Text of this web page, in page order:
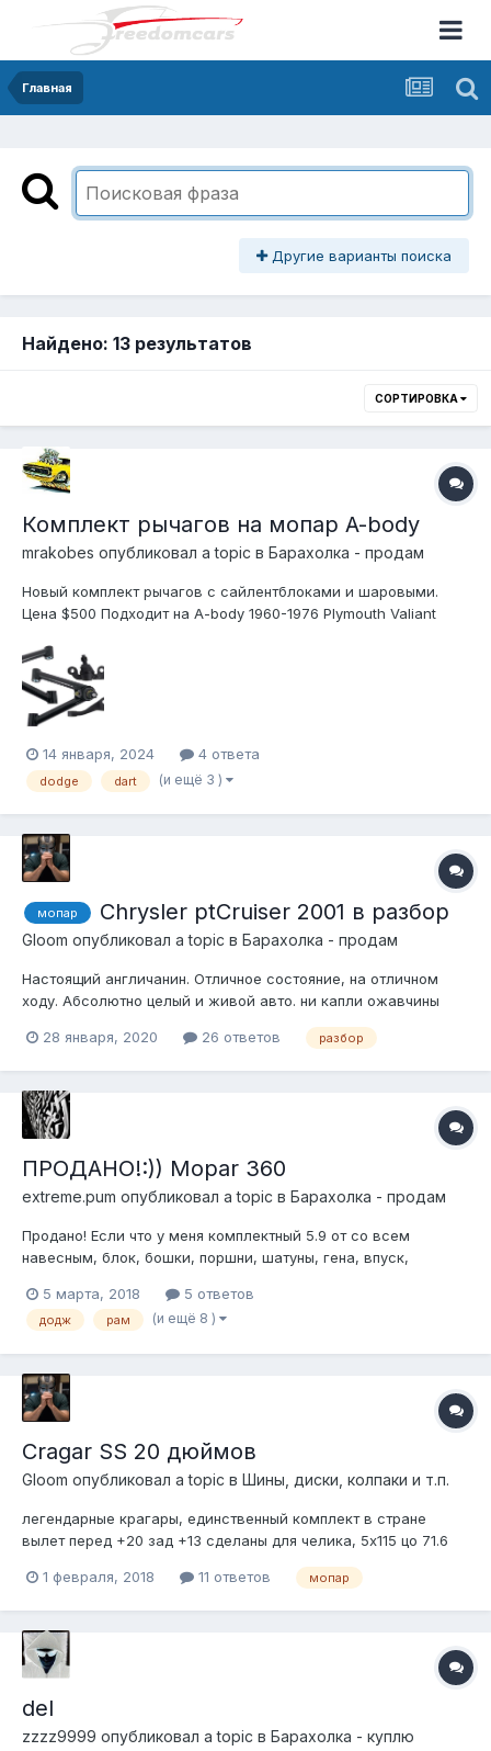
Главная
Другие варианты поиска
Найдено: 13 результатов
СОРТИРОВКА
Комплект рычагов на мопар A-body
mrakobes опубликовал a topic в Барахолка - продам
Новый комплект рычагов с сайлентблоками и шаровыми.
Цена $500 Подходит на A-body 1960-1976 Plymouth Valiant
DeSoto Rebel 1963-1976 Dodge Dart 1964-1969 Plymount
Barracuda 1971-1976 Plymouth Scamp 1970-1976 Plymouth
Duster...
14 января, 2024 4 ответа
dodge dart (и ещё 3 )
мопар Chrysler ptCruiser 2001 в разбор
Gloom опубликовал a topic в Барахолка - продам
Настоящий англичанин. Отличное состояние, на отличном
ходу. Абсолютно целый и живой авто. ни капли ожавчины
резина на 17-х дисках ГРМ и помпа заменены 898522ЗЗЗ7О
28 января, 2020 26 ответов разбор
ПРОДАНО!:)) Mopar 360
extreme.pum опубликовал a topic в Барахолка - продам
Продано! Если что у меня комплектный 5.9 от со всем
навесным, блок, бошки, поршни, шатуны, гена, впуск,
есть даже распределитель и провода, инжекторы, дроссель,
датчики... Стоял у меня в траке, для счастья там не хватает
5 марта, 2018 5 ответов
додж рам (и ещё 8 )
Cragar SS 20 дюймов
Gloom опубликовал a topic в Шины, диски, колпаки и т.п.
легендарные крагары, единственный комплект в стране
вылет перед +20 зад +13 сделаны для челика, 5х115 цо 71.6
898522ЗЗЗ7О Игорь
1 февраля, 2018 11 ответов мопар
del
zzzz9999 опубликовал a topic в Барахолка - куплю